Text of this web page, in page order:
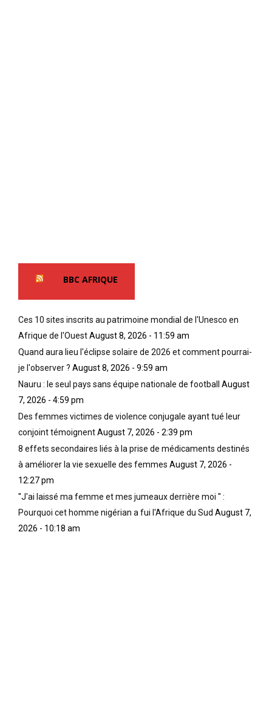
BBC AFRIQUE
Ces 10 sites inscrits au patrimoine mondial de l'Unesco en
Afrique de l'OuestAugust 8, 2026 - 11:59 am
Quand aura lieu l'éclipse solaire de 2026 et comment pourrai-
je l'observer ? August 8, 2026 - 9:59 am
Nauru : le seul pays sans équipe nationale de football August
7, 2026 - 4:59 pm
Des femmes victimes de violence conjugale ayant tué leur
conjoint témoignentAugust 7, 2026 - 2:39 pm
8 effets secondaires liés à la prise de médicaments destinés
à améliorer la vie sexuelle des femmes August 7, 2026 -
12:27 pm
''J'ai laissé ma femme et mes jumeaux derrière moi '' :
Pourquoi cet homme nigérian a fui l'Afrique du Sud August 7,
2026 - 10:18 am